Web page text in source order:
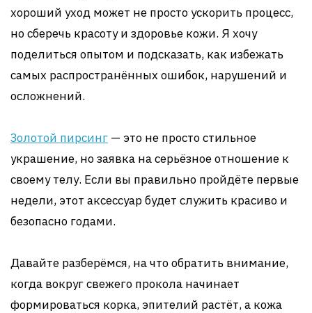
хороший уход может не просто ускорить процесс,
но сберечь красоту и здоровье кожи. Я хочу
поделиться опытом и подсказать, как избежать
самых распространённых ошибок, нарушений и
осложнений.
Золотой пирсинг — это не просто стильное
украшение, но заявка на серьёзное отношение к
своему телу. Если вы правильно пройдёте первые
недели, этот аксессуар будет служить красиво и
безопасно годами.
Давайте разберёмся, на что обратить внимание,
когда вокруг свежего прокола начинает
формироваться корка, эпителий растёт, а кожа